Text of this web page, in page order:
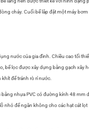
chảy. Cuối bể lắp đặt một máy bơm
nước của gia đình. Chiều cao tối
bể lọc được xây dựng bằng gạch xây
để tránh rò rỉ nước.
bằng nhựa PVC có đường kính 48 mm
nhỏ để ngăn không cho các hạt cát lọt